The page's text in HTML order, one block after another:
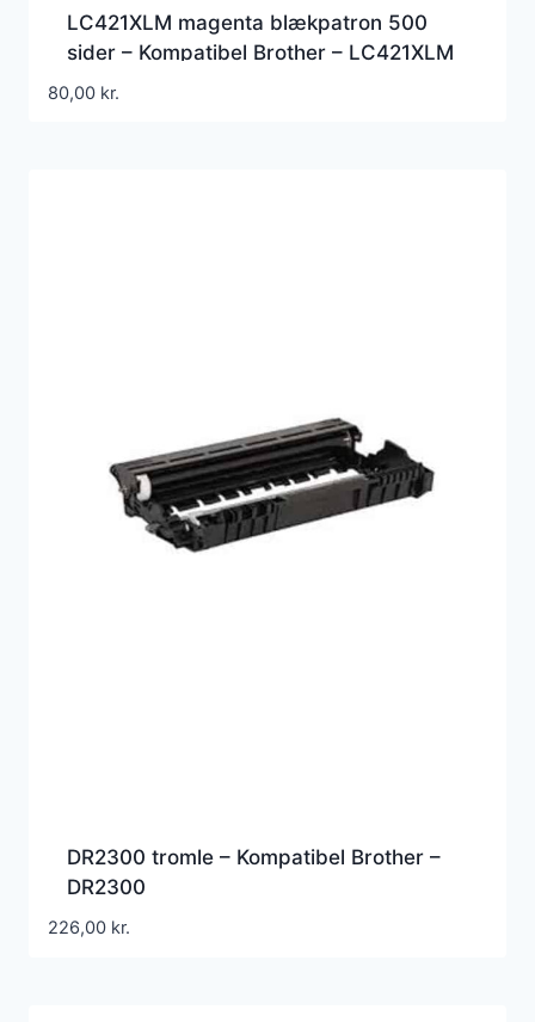
LC421XLM magenta blækpatron 500
sider – Kompatibel Brother – LC421XLM
80,00 kr.
DR2300 tromle – Kompatibel Brother –
DR2300
226,00 kr.